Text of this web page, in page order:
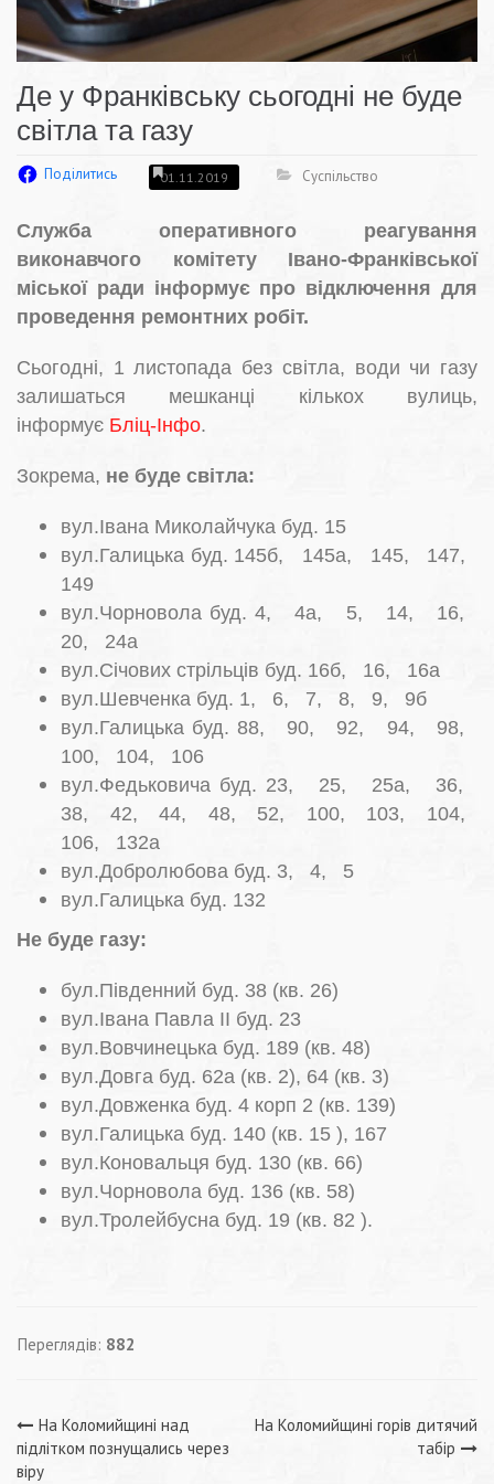
Де у Франківську сьогодні не буде
світла та газу
Поділитись 01.11.2019 Суспільство
Служба оперативного реагування
виконавчого комітету Івано-Франківської
міської ради інформує про відключення для
проведення ремонтних робіт.
Сьогодні, 1 листопада без світла, води чи газу
залишаться мешканці кількох вулиць,
інформує Бліц-Інфо.
Зокрема, не буде світла:
вул.Івана Миколайчука буд. 15
вул.Галицька буд. 145б, 145а, 145, 147,
149
вул.Чорновола буд. 4, 4а, 5, 14, 16,
20, 24а
вул.Січових стрільців буд. 16б, 16, 16а
вул.Шевченка буд. 1, 6, 7, 8, 9, 9б
вул.Галицька буд. 88, 90, 92, 94, 98,
100, 104, 106
вул.Федьковича буд. 23, 25, 25а, 36,
38, 42, 44, 48, 52, 100, 103, 104,
106, 132а
вул.Добролюбова буд. 3, 4, 5
вул.Галицька буд. 132
Не буде газу:
бул.Південний буд. 38 (кв. 26)
вул.Івана Павла ІІ буд. 23
вул.Вовчинецька буд. 189 (кв. 48)
вул.Довга буд. 62а (кв. 2), 64 (кв. 3)
вул.Довженка буд. 4 корп 2 (кв. 139)
вул.Галицька буд. 140 (кв. 15 ), 167
вул.Коновальця буд. 130 (кв. 66)
вул.Чорновола буд. 136 (кв. 58)
вул.Тролейбусна буд. 19 (кв. 82 ).
Переглядів: 882
Навігація
На Коломийщині над
підлітком познущались через
віру
На Коломийщині горів дитячий
табір